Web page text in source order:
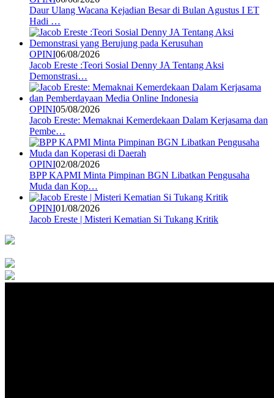
Daur Ulang Wacana Kejadian Besar di Bulan Agustus I ET
Hadi …
OPINI06/08/2026
Jacob Ereste :Teori Sosial Denny JA Tentang Aksi
Demonstrasi…
OPINI05/08/2026
Jacob Ereste: Memaknai Kemerdekaan Dalam Kerjasama dan
Pembe…
OPINI02/08/2026
BPP KAPMI Minta Pimpinan BGN Libatkan Pengusaha
Muda dan Kop…
OPINI01/08/2026
Jacob Ereste | Misteri Kematian Si Tukang Kritik